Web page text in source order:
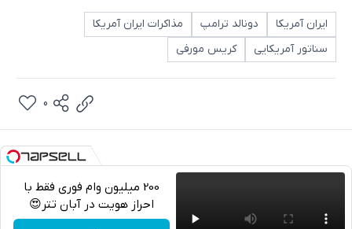
ایران آمریکا دونالد ترامپ
مذاکرات ایران آمریکا
سناتور آمریکایی
کریس مورفی
0
200 میلیون وام فوری فقط با
احراز هویت در آبان تتر😍